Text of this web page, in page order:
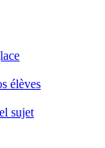
élèves
sujet